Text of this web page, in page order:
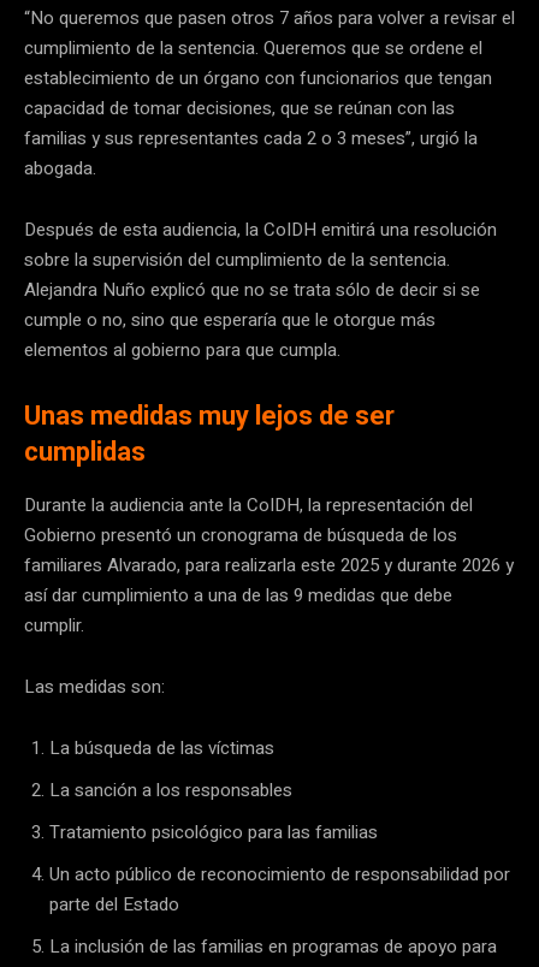
“No queremos que pasen otros 7 años para volver a revisar el
cumplimiento de la sentencia. Queremos que se ordene el
establecimiento de un órgano con funcionarios que tengan
capacidad de tomar decisiones, que se reúnan con las
familias y sus representantes cada 2 o 3 meses”, urgió la
abogada.
Después de esta audiencia, la CoIDH emitirá una resolución
sobre la supervisión del cumplimiento de la sentencia.
Alejandra Nuño explicó que no se trata sólo de decir si se
cumple o no, sino que esperaría que le otorgue más
elementos al gobierno para que cumpla.
Unas medidas muy lejos de ser
cumplidas
Durante la audiencia ante la CoIDH, la representación del
Gobierno presentó un cronograma de búsqueda de los
familiares Alvarado, para realizarla este 2025 y durante 2026 y
así dar cumplimiento a una de las 9 medidas que debe
cumplir.
Las medidas son:
La búsqueda de las víctimas
La sanción a los responsables
Tratamiento psicológico para las familias
Un acto público de reconocimiento de responsabilidad por
parte del Estado
La inclusión de las familias en programas de apoyo para